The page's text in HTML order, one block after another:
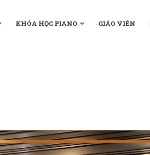
KHÓA HỌC PIANO GIÁO VIÊN